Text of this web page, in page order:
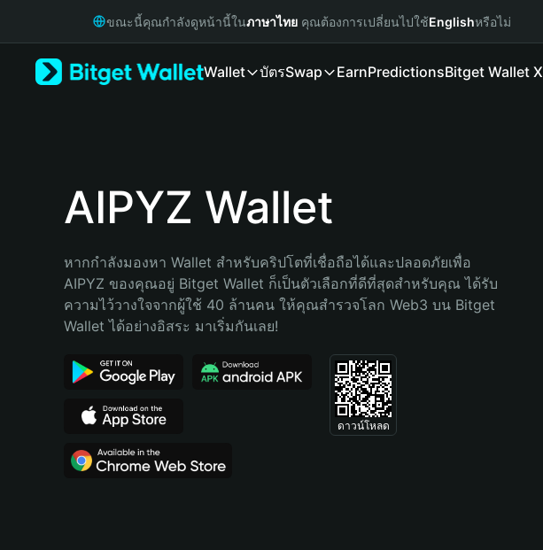
Русский
Bahasa Indonesia
Português (Brasil)
ขณะนี้คุณกำลังดูหน้านี้ในภาษาไทย คุณต้องการเปลี่ยนไปใช้Englishหรือไม่
Wallet บัตรSwap EarnPredictionsBitget Wallet X
AIPYZ Wallet
หากกำลังมองหา Wallet สำหรับคริปโตที่เชื่อถือได้และปลอดภัยเพื่อ
AIPYZ ของคุณอยู่ Bitget Wallet ก็เป็นตัวเลือกที่ดีที่สุดสำหรับคุณ ได้รับ
ความไว้วางใจจากผู้ใช้ 40 ล้านคน ให้คุณสำรวจโลก Web3 บน Bitget
Wallet ได้อย่างอิสระ มาเริ่มกันเลย!
ดาวน์โหลด